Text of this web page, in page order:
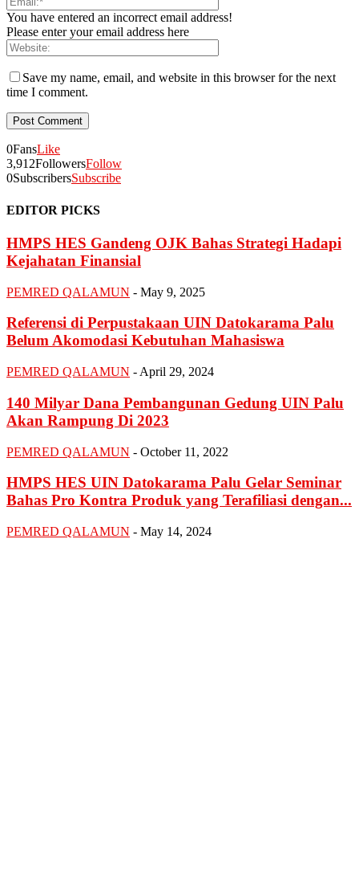
You have entered an incorrect email address!
Please enter your email address here
Save my name, email, and website in this browser for the next
time I comment.
0FansLike
3,912FollowersFollow
0SubscribersSubscribe
EDITOR PICKS
HMPS HES Gandeng OJK Bahas Strategi Hadapi
Kejahatan Finansial
PEMRED QALAMUN - May 9, 2025
Referensi di Perpustakaan UIN Datokarama Palu
Belum Akomodasi Kebutuhan Mahasiswa
PEMRED QALAMUN - April 29, 2024
140 Milyar Dana Pembangunan Gedung UIN Palu
Akan Rampung Di 2023
PEMRED QALAMUN - October 11, 2022
HMPS HES UIN Datokarama Palu Gelar Seminar
Bahas Pro Kontra Produk yang Terafiliasi dengan...
PEMRED QALAMUN - May 14, 2024